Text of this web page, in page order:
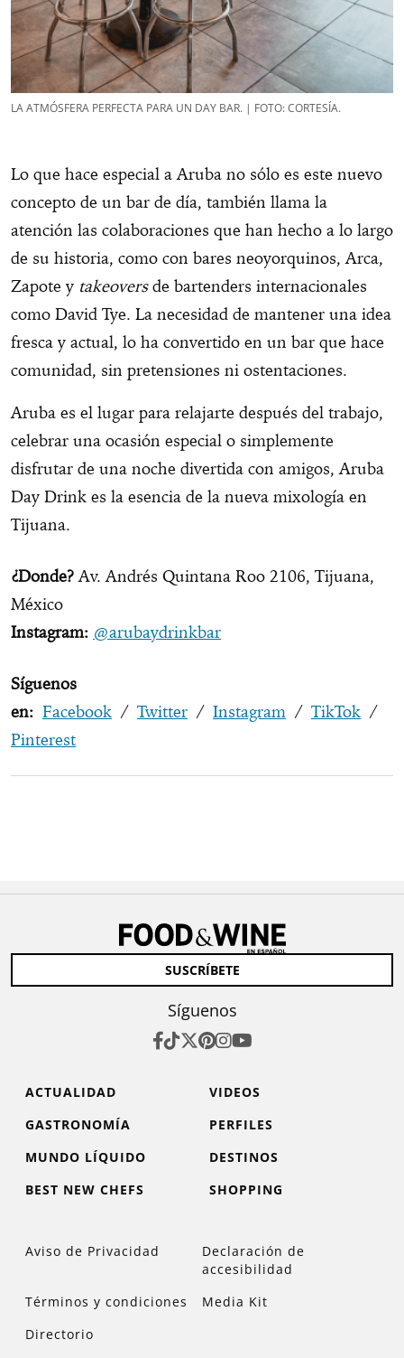
LA ATMÓSFERA PERFECTA PARA UN DAY BAR. | FOTO: CORTESÍA.
Lo que hace especial a Aruba no sólo es este nuevo
concepto de un bar de día, también llama la
atención las colaboraciones que han hecho a lo largo
de su historia, como con bares neoyorquinos, Arca,
Zapote y takeoversde bartenders internacionales
como David Tye. La necesidad de mantener una idea
fresca y actual, lo ha convertido en un bar que hace
comunidad, sin pretensiones ni ostentaciones.
Aruba es el lugar para relajarte después del trabajo,
celebrar una ocasión especial o simplemente
disfrutar de una noche divertida con amigos, Aruba
Day Drink es la esencia de la nueva mixología en
Tijuana.
¿Donde?Av. Andrés Quintana Roo 2106, Tijuana,
México
Instagram: @arubaydrinkbar
Síguenos
en: Facebook / Twitter / Instagram / TikTok /
Pinterest
SUSCRÍBETE
Síguenos
ACTUALIDAD
VIDEOS
GASTRONOMÍA
PERFILES
MUNDO LÍQUIDO
DESTINOS
BEST NEW CHEFS
SHOPPING
Aviso de Privacidad
Declaración de
accesibilidad
Términos y condiciones
Media Kit
Directorio